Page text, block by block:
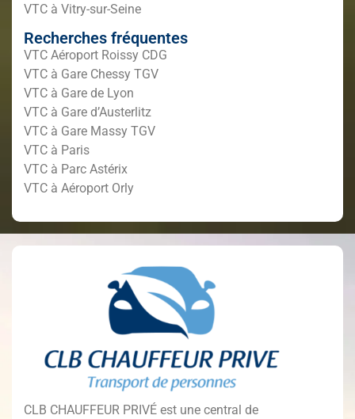
VTC à Vitry-sur-Seine
Recherches fréquentes
VTC Aéroport Roissy CDG
VTC à Gare Chessy TGV
VTC à Gare de Lyon
VTC à Gare d’Austerlitz
VTC à Gare Massy TGV
VTC à Paris
VTC à Parc Astérix
VTC à Aéroport Orly
CLB CHAUFFEUR PRIVÉ est une central de